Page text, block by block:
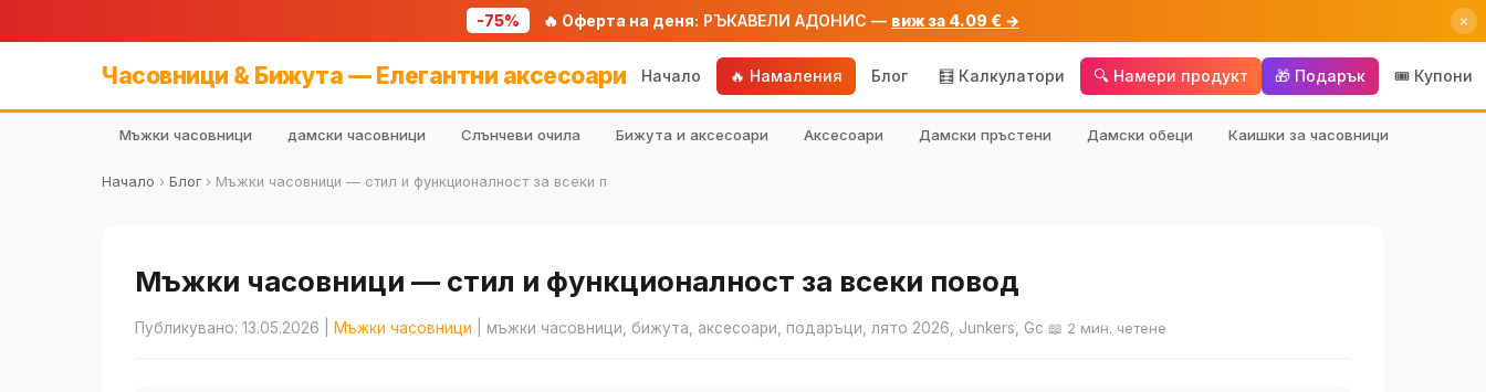
-75% 🔥 Оферта на деня: РЪКАВЕЛИ АДОНИС — виж за 4.09 € → ×
Часовници & Бижута — Елегантни аксесоари Начало 🔥 Намаления Блог 🧮 Калкулатори 🔍 Намери продукт 🎁 Подарък 🎟️ Купони
Мъжки часовници дамски часовници Слънчеви очила Бижута и аксесоари Аксесоари Дамски пръстени Дамски обеци Каишки за часовници
Начало › Блог› Мъжки часовници — стил и функционалност за всеки п
Мъжки часовници — стил и функционалност за всеки повод
Публикувано: 13.05.2026 Мъжки часовници | мъжки часовници, бижута, аксесоари, подаръци, лято 2026, Junkers, Gc 📖 2 мин. четене